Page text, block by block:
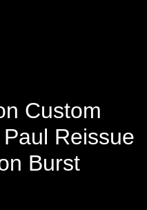
Custom
Reissue
Burst